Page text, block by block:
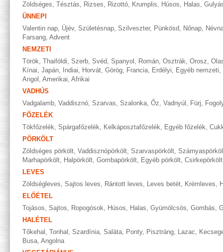
Zöldséges, Tésztás, Rizses, Rizottó, Krumplis, Húsos, Halas,
ÜNNEPI
Valentin nap, Újév, Születésnap, Szilveszter, Pünkösd, Nőnap,
Farsang, Advent
NEMZETI
Török, Thaiföldi, Szerb, Svéd, Spanyol , Román, Osztrák, Orosz,
Kínai, Japán, Indiai, Horvát, Görög, Francia, Erdélyi, Egyéb nemzeti,
Angol , Amerikai, Afrikai
VADHÚS
Vadgalamb, Vaddisznó, Szarvas, Szalonka, Őz, Vadnyúl , Fürj,
FŐZELÉK
Tökfőzelék, Spárgafőzelék, Kelkáposztafőzelék, Egyéb főzelék,
PÖRKÖLT
Zöldséges pörkölt, Vaddisznópörkölt, Szarvaspörkölt,
Marhapörkölt, Halpörkölt, Gombapörkölt, Egyéb pörkölt, Csirkepörkölt
LEVES
Zöldségleves, Sajtos leves, Rántott leves, Leves betét, Krémleves,
ELŐÉTEL
Tojásos, Sajtos, Ropogósok, Húsos, Halas, Gyümölcsös, Gombás,
HALÉTEL
Tőkehal , Tonhal , Szardínia, Saláta, Ponty, Pisztráng, Lazac,
Busa, Angolna